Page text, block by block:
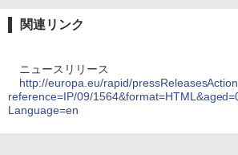
関連リンク
ニュースリリース
http://europa.eu/rapid/
reference=IP/09/
Language=en